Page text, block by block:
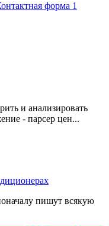
форма 1
и анализировать
- парсер цен...
пишут всякую